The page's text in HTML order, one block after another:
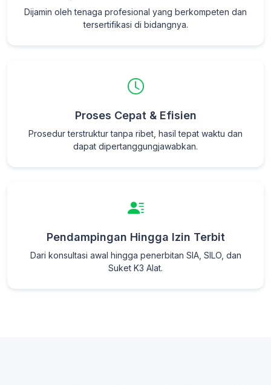
Dijamin oleh tenaga profesional yang berkompeten dan
tersertifikasi di bidangnya.
Proses Cepat & Efisien
Prosedur terstruktur tanpa ribet, hasil tepat waktu dan
dapat dipertanggungjawabkan.
Pendampingan Hingga Izin Terbit
Dari konsultasi awal hingga penerbitan SIA, SILO, dan
Suket K3 Alat.